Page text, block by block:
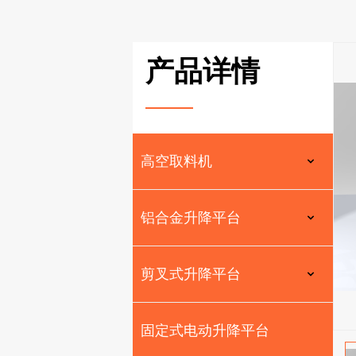
产品详情
———
高空取料机
铝合金升降平台
剪叉式升降平台
固定式电动升降平台